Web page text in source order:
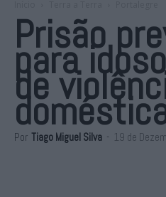
Prisão
para
de
Por Tiago Miguel Silva - 19 de